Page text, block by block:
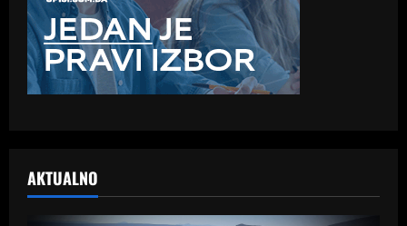
AKTUALNO